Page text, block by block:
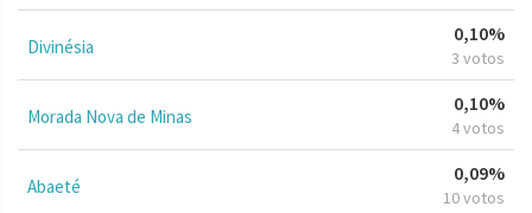
Divinésia
0,10%
3 votos
Morada Nova de Minas
0,10%
4 votos
Abaeté
0,09%
10 votos